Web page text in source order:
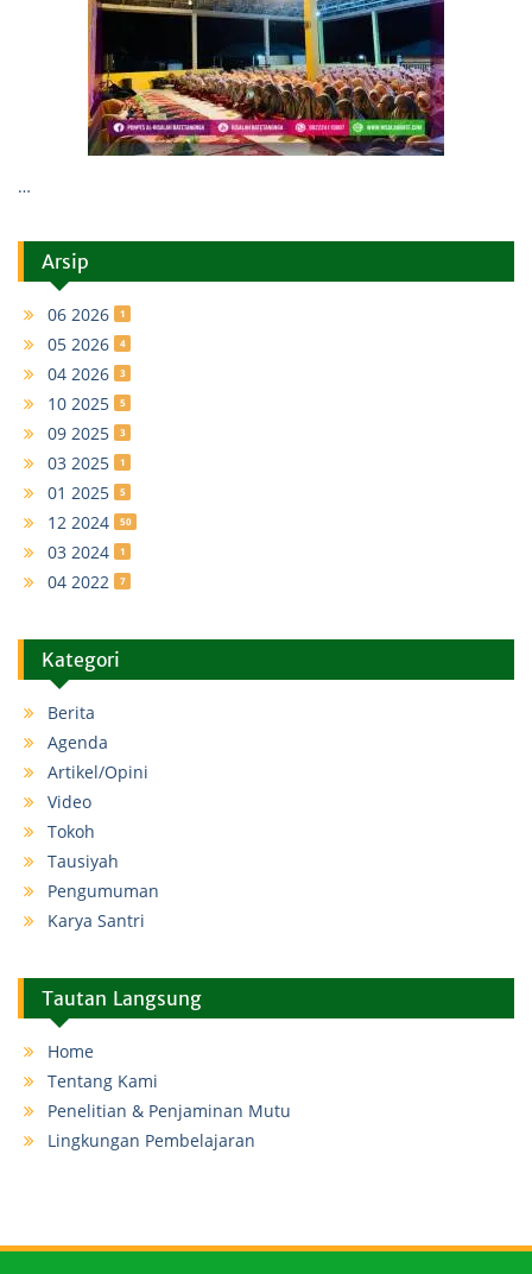
…
Arsip
06 2026 1
05 2026 4
04 2026 3
10 2025 5
09 2025 3
03 2025 1
01 2025 5
12 2024 50
03 2024 1
04 2022 7
Kategori
Berita
Agenda
Artikel/Opini
Video
Tokoh
Tausiyah
Pengumuman
Karya Santri
Tautan Langsung
Home
Tentang Kami
Penelitian & Penjaminan Mutu
Lingkungan Pembelajaran